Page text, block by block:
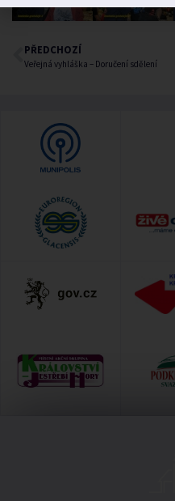
PŘEDCHOZÍ
Veřejná vyhláška – Doručení sdělení